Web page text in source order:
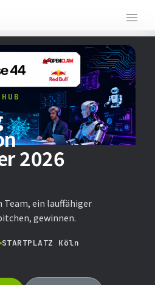
2026
Team, ein lauffähiger
gewinnen.
STARTPLATZ Köln